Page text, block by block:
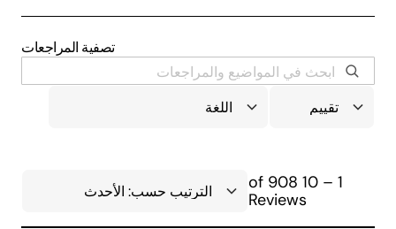
تصفية المراجعات
1 – 10 of 908
Reviews